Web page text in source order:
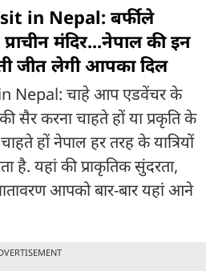
in Nepal: बर्फीले
मंदिर...नेपाल की इन
जीत लेगी आपका दिल
Nepal: चाहे आप एडवेंचर के
सैर करना चाहते हों या प्रकृति के
हों नेपाल हर तरह के यात्रियों
यहां की प्राकृतिक सुंदरता,
आपको बार-बार यहां आने